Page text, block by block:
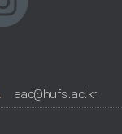
eac@hufs.ac.kr